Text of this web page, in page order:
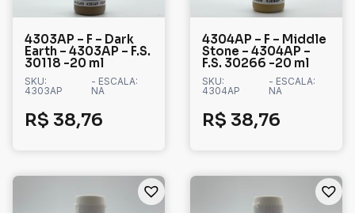
4303AP – F – Dark
Earth – 4303AP – F.S.
30118 -20 ml
SKU:
4303AP
- ESCALA:
NA
R$ 38,76
4304AP – F – Middle
Stone – 4304AP –
F.S. 30266 -20 ml
SKU:
4304AP
- ESCALA:
NA
R$ 38,76